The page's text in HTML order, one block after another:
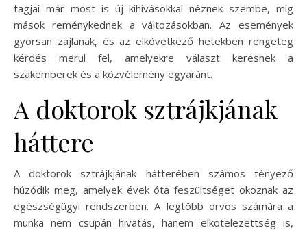
tagjai már most is új kihívásokkal néznek szembe, míg
mások reménykednek a változásokban. Az események
gyorsan zajlanak, és az elkövetkező hetekben rengeteg
kérdés merül fel, amelyekre választ keresnek a
szakemberek és a közvélemény egyaránt.
A doktorok sztrájkjának
háttere
A doktorok sztrájkjának hátterében számos tényező
húzódik meg, amelyek évek óta feszültséget okoznak az
egészségügyi rendszerben. A legtöbb orvos számára a
munka nem csupán hivatás, hanem elkötelezettség is,